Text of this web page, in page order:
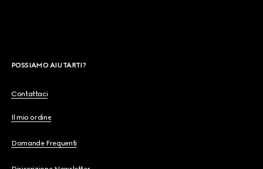
POSSIAMO AIUTARTI?
Contattaci
Il mio ordine
Domande Frequenti